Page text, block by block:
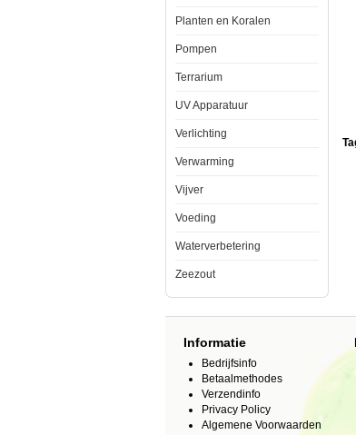
Planten en Koralen
Pompen
Terrarium
UV Apparatuur
Verlichting
Verwarming
Vijver
Voeding
Waterverbetering
Zeezout
en
de
Informatie
Bedrijfsinfo
Betaalmethodes
Verzendinfo
Privacy Policy
Algemene Voorwaarden